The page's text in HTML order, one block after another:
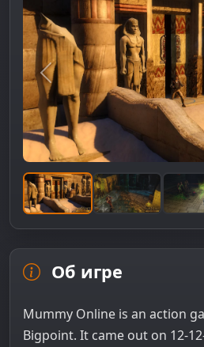
Предыдущее
Об игре
Mummy Online is an action
Bigpoint. It came out on 12-